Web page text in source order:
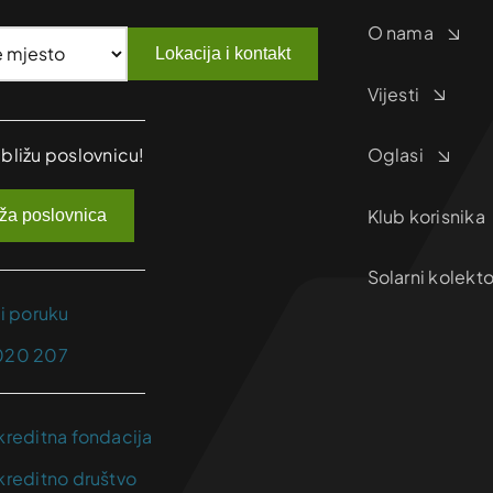
Lokacija i kontakt
poslovnicu!
poslovnica
poruku
207
fondacija
društvo
O nama
Vijesti
Oglasi
Klub korisnika
Solarni